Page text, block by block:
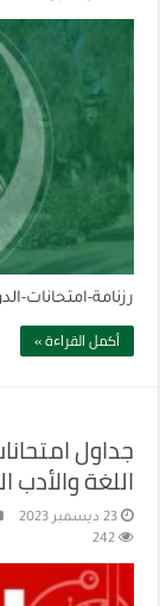
رزنامة-امتحانات-
أكمل القراءة »
جداول
اللغة والأدب
23 ديسمبر 2023
242